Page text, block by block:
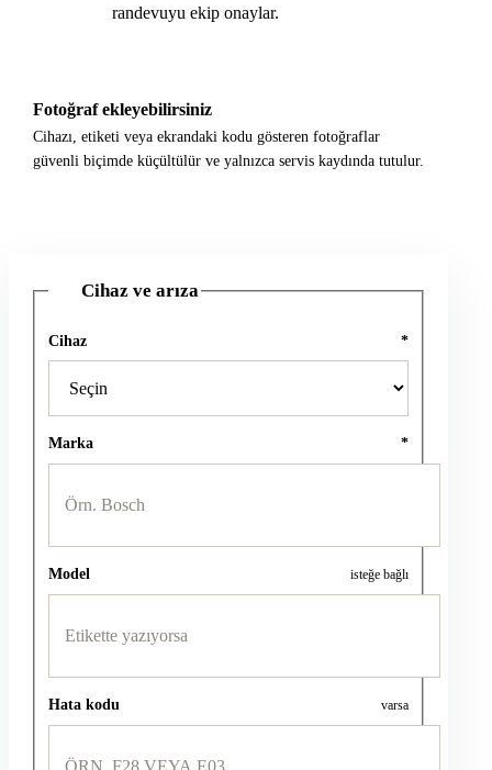
randevuyu ekip onaylar.
Fotoğraf ekleyebilirsiniz
Cihazı, etiketi veya ekrandaki kodu gösteren fotoğraflar
güvenli biçimde küçültülür ve yalnızca servis kaydında tutulur.
Cihaz ve arıza
Cihaz *
Marka *
Model isteğe bağlı
Hata kodu varsa